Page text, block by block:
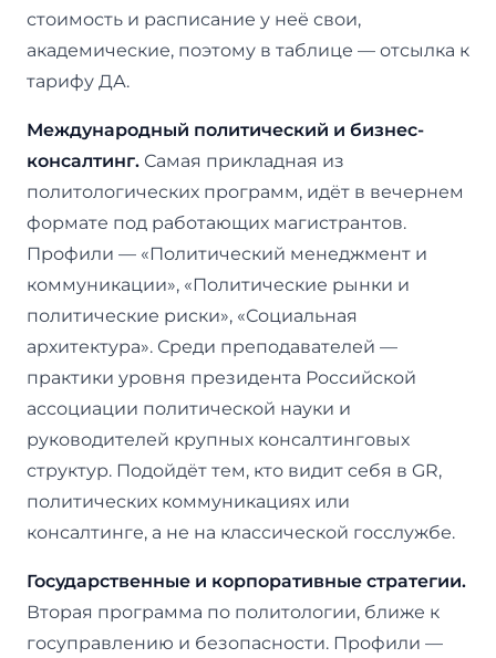
стоимость и расписание у неё свои,
академические, поэтому в таблице — отсылка к
тарифу ДА.
Международный политический и бизнес-
консалтинг. Самая прикладная из
политологических программ, идёт в вечернем
формате под работающих магистрантов.
Профили — «Политический менеджмент и
коммуникации», «Политические рынки и
политические риски», «Социальная
архитектура». Среди преподавателей —
практики уровня президента Российской
ассоциации политической науки и
руководителей крупных консалтинговых
структур. Подойдёт тем, кто видит себя в GR,
политических коммуникациях или
консалтинге, а не на классической госслужбе.
Государственные и корпоративные стратегии.
Вторая программа по политологии, ближе к
госуправлению и безопасности. Профили —